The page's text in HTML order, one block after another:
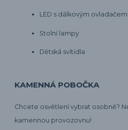
LED s dálkovým ovladačem
Stolní lampy
Dětská svítidla
KAMENNÁ POBOČKA
Chcete osvětlení vybrat osobně?
kamennou provozovnu!